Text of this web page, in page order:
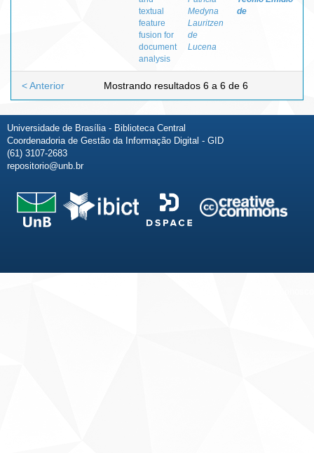
textual
feature
fusion for
document
analysis
Medyna
Lauritzen
de
Lucena
de
Mostrando resultados 6 a 6 de 6
< Anterior
Universidade de Brasília - Biblioteca Central
Coordenadoria de Gestão da Informação Digital - GID
(61) 3107-2683
repositorio@unb.br